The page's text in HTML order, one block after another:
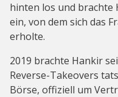
hinten los und brachte
ein, von dem sich das
erholte.
2019 brachte Hankir
Reverse-Takeovers
Börse, offiziell um